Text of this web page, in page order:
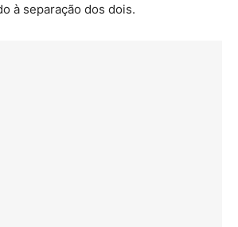
à separação dos dois.